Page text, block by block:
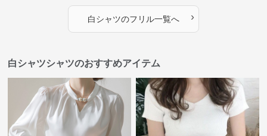
白シャツのフリル一覧へ ›
白シャツシャツのおすすめアイテム